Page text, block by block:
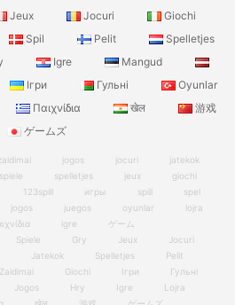
Jeux Jocuri
Giochi
Spil Pelit
Spelletjes
Igre
Mangud
Ігри Гульні
Oyunlar
Παιχνίδια खेल
游戏
ゲームズ
jogos jocuri
jatekok
spiele spelletjes jeux
giochi
123spill игры spill
spel
jogos juegos oyunlar
lojra
igre
ゲーム
Spiele Gry Jeux
Jocuri
Jatekok Spelletjes
Pelit
Zaidimai Giochi Ігри
Гульні
Jogos Hry Igre
Lojra